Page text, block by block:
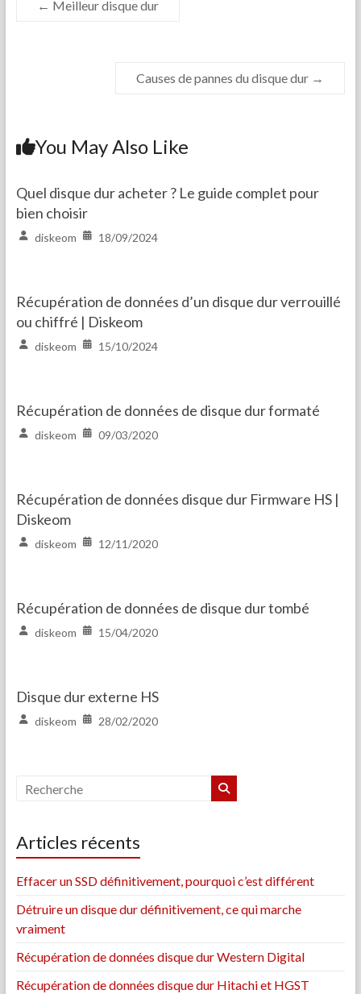
← Meilleur disque dur
Causes de pannes du disque dur →
You May Also Like
Quel disque dur acheter ? Le guide complet pour
bien choisir
diskeom 18/09/2024
Récupération de données d’un disque dur verrouillé
ou chiffré | Diskeom
diskeom 15/10/2024
Récupération de données de disque dur formaté
diskeom 09/03/2020
Récupération de données disque dur Firmware HS |
Diskeom
diskeom 12/11/2020
Récupération de données de disque dur tombé
diskeom 15/04/2020
Disque dur externe HS
diskeom 28/02/2020
Articles récents
Effacer un SSD définitivement, pourquoi c’est différent
Détruire un disque dur définitivement, ce qui marche
vraiment
Récupération de données disque dur Western Digital
Récupération de données disque dur Hitachi et HGST